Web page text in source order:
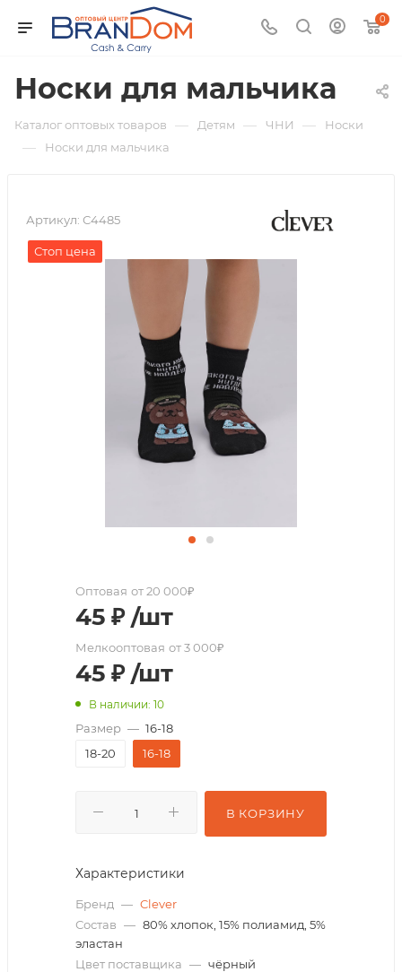
0
Носки для мальчика
Каталог оптовых товаров — Детям — ЧНИ — Носки
— Носки для мальчика
Артикул: С4485
Стоп цена
Оптовая от 20 000₽
45 ₽ /шт
Мелкооптовая от 3 000₽
45 ₽ /шт
В наличии: 10
Размер — 16-18
18-20
16-18
В КОРЗИНУ
Характеристики
Бренд — Clever
Состав — 80% хлопок, 15% полиамид, 5%
эластан
Цвет поставщика — чёрный